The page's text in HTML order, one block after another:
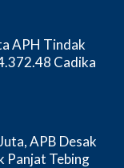
APH Tindak
Cadika
APB Desak
Panjat Tebing